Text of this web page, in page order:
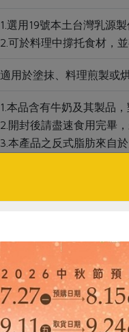
1.選用19號本土台灣乳源
2.可於料理中撐托食材，
適用於塗抹、料理煎製或
1.本品含有牛奶及其製品
2.開封後請盡速食用完畢
3.本產品之反式脂肪來自
# 峻